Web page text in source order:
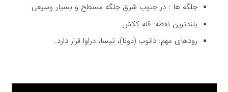
جلگه ها : در جنوب شرق جلگه مسطح و بسیار وسیعی
بلندترین نقطه: قله ککش
رودهای مهم: دانوب (دونا)، تیسا، دراوا قرار دارد.